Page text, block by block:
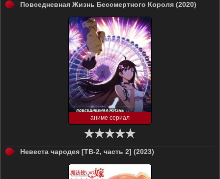
Повседневная Жизнь Бессмертного Короля (2020)
аниме сериал
Невеста чародея [ТВ-2, часть 2] (2023)